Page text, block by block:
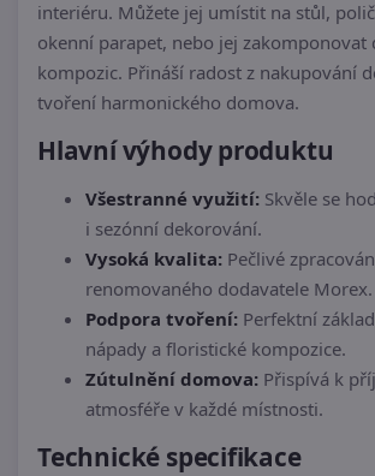
interiéru. Můžete jej umístit na stůl,
okenní parapet, nebo jej zakomponovat
kompozic. Přináší radost z nakupování
tvoření harmonického domova.
Hlavní výhody produktu
Všestranné využití: Skvěle se
i sezónní dekorování.
Vysoká kvalita: Pečlivé
renomovaného dodavatele Morex.
Podpora tvoření: Perfektní
nápady a floristické kompozice.
Zútulnění domova: Přispívá k
atmosféře v každé místnosti.
Technické specifikace